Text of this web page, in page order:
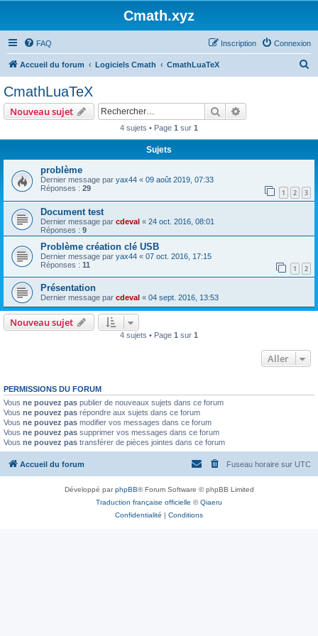
Cmath.xyz
FAQ Connexion
Inscription
Accueil du forum Logiciels Cmath CmathLuaTeX
e
CmathLuaTeX
Nouveau sujet Rechercher
4 sujets • Page 1 sur 1
Sujets
problème
Dernier message par yax44 « 09 août 2019, 07:33
Réponses : 29 1 2 3
Document test
Dernier message par cdeval « 24 oct. 2016, 08:01
Réponses : 9
Problème création clé USB
Dernier message par yax44 « 07 oct. 2016, 17:15
Réponses : 11 1 2
Présentation
Dernier message par cdeval « 04 sept. 2016, 13:53
Nouveau sujet
4 sujets • Page 1 sur 1
Aller
PERMISSIONS DU FORUM
Vous ne pouvez pas publier de nouveaux sujets dans ce forum
Vous ne pouvez pas répondre aux sujets dans ce forum
Vous ne pouvez pas modifier vos messages dans ce forum
Vous ne pouvez pas supprimer vos messages dans ce forum
Vous ne pouvez pas transférer de pièces jointes dans ce forum
Accueil du forum Fuseau horaire sur UTC
Développé parphpBB® Forum Software © phpBB Limited
Traduction française officielle ©Qiaeru
Confidentialité | Conditions